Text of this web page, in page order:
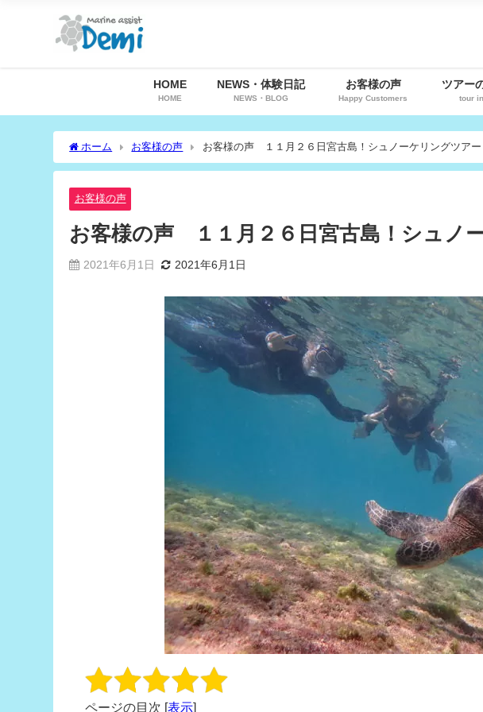
HOME
HOME
NEWS・体験日記
NEWS・BLOG
お客様の声
Happy Customers
ツアー
tour
ホーム お客様の声 お客様の声 １１月２６日宮古島！シュノーケリングツアー
お客様の声
お客様の声 １１月２６日宮古島！シュノ
2021年6月1日 2021年6月1日
ページの目次 [表示]